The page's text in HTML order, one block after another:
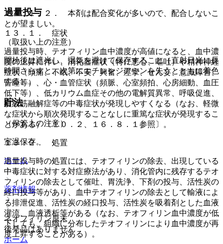
１４．１．２． 本剤は配合変化が多いので、配合しないこ
とが望ましい。
（取扱い上の注意）
開栓後は遮光し、湿気を避けて保存すること（直射日光に長
時間さらすと、次第にエチレンジアミンを失うとともに着色
する）。
貯法
（保管上の注意）
室温保存。
ホーム
薬剤情報
ネオフィリン原末
後発品はありません
ホーム
過量投与
１３．１． 症状
過量投与時、テオフィリン血中濃度が高値になると、血中濃
度の上昇に伴い、消化器症状（特に悪心、嘔吐）や精神神経
症状（頭痛、不眠、不安、興奮、痙攣、せん妄、意識障害、
昏睡等）、心・血管症状（頻脈、心室頻拍、心房細動、血圧
低下等）、低カリウム血症その他の電解質異常、呼吸促進、
横紋筋融解症等の中毒症状が発現しやすくなる（なお、軽微
な症状から順次発現することなしに重篤な症状が発現するこ
とがある）〔１０．２、１６．８．１参照〕。
１３．２． 処置
過量投与時の処置には、テオフィリンの除去、出現している
中毒症状に対する対症療法があり、消化管内に残存するテオ
フィリンの除去として催吐、胃洗浄、下剤の投与、活性炭の
経口投与等があり、血中テオフィリンの除去として輸液によ
る排泄促進、活性炭の経口投与、活性炭を吸着剤とした血液
灌流、血液透析等がある（なお、テオフィリン血中濃度が低
下しても、組織に分布したテオフィリンにより血中濃度が再
度上昇することがある）。